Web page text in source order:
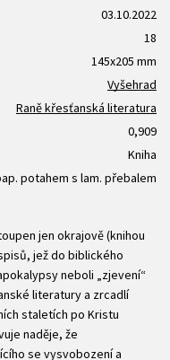
03.10.2022
18
145x205 mm
Vyšehrad
Raně křesťanská literatura
0,909
Kniha
potahem s lam. přebalem
jen okrajově (knihou
jež do biblického
neboli „zjevení“
literatury a zrcadlí
staletích po Kristu
naděje, že
se vysvobození a